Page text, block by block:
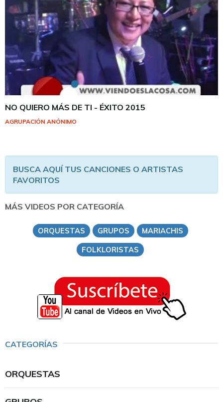
NO QUIERO MÁS DE TI - ÉXITO 2015
AGRUPACIÓN ANÓNIMO
BUSCA AQUÍ TUS CANCIONES O ARTISTAS
FAVORITOS
MÁS VIDEOS POR CATEGORÍA
ORQUESTAS GRUPOS
MARIACHIS
FOLKLORISTAS
CATEGORÍAS
ORQUESTAS